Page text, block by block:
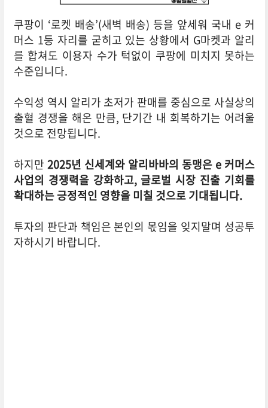
쿠팡이 ‘로켓 배송’(새벽 배송) 등을 앞세워 국내 e 커
머스 1등 자리를 굳히고 있는 상황에서 G마켓과 알리
를 합쳐도 이용자 수가 턱없이 쿠팡에 미치지 못하는
수준입니다.
수익성 역시 알리가 초저가 판매를 중심으로 사실상의
출혈 경쟁을 해온 만큼, 단기간 내 회복하기는 어려울
것으로 전망됩니다.
하지만 2025년 신세계와 알리바바의 동맹은 e 커머스
사업의 경쟁력을 강화하고, 글로벌 시장 진출 기회를
확대하는 긍정적인 영향을 미칠 것으로 기대됩니다.
투자의 판단과 책임은 본인의 몫임을 잊지말며 성공투
자하시기 바랍니다.